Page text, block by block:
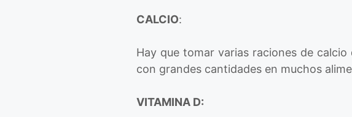
CALCIO:
Hay que tomar varias raciones de
con grandes cantidades en muchos
VITAMINA D: